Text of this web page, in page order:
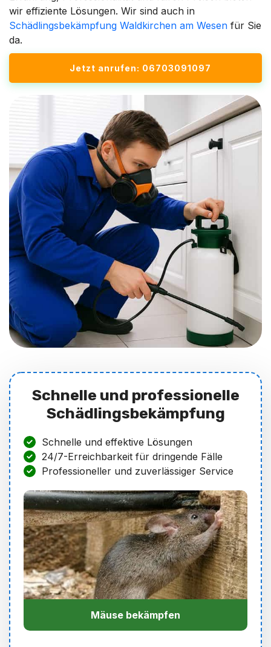
wir effiziente Lösungen. Wir sind auch in
Schädlingsbekämpfung Waldkirchen am Wesen für Sie
da.
Jetzt anrufen: 06703091097
Schnelle und professionelle
Schädlingsbekämpfung
Schnelle und effektive Lösungen
24/7-Erreichbarkeit für dringende Fälle
Professioneller und zuverlässiger Service
Mäuse bekämpfen